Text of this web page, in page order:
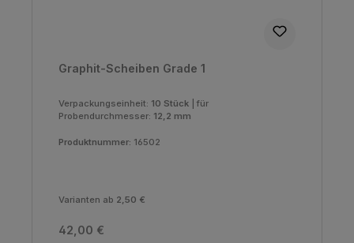
Graphit-Scheiben Grade 1
Verpackungseinheit: 10 Stück
Probendurchmesser: 12,2 mm
Produktnummer: 16502
Varianten ab 2,50 €
Regulärer Preis:
42,00 €